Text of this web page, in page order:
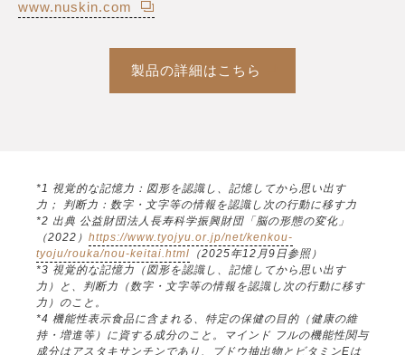
www.nuskin.com
製品の詳細はこちら
*1 視覚的な記憶力：図形を認識し、記憶してから思い出す
力； 判断力：数字・文字等の情報を認識し次の行動に移す力
*2 出典 公益財団法人長寿科学振興財団「脳の形態の変化」
（2022） https://www.tyojyu.or.jp/net/kenkou-
tyoju/rouka/nou-keitai.html （2025年12月9日参照）
*3 視覚的な記憶力（図形を認識し、記憶してから思い出す
力）と、判断力（数字・文字等の情報を認識し次の行動に移す
力）のこと。
*4 機能性表示食品に含まれる、特定の保健の目的（健康の維
持・増進等）に資する成分のこと。マインド フルの機能性関与
成分はアスタキサンチンであり、ブドウ抽出物とビタミンEは